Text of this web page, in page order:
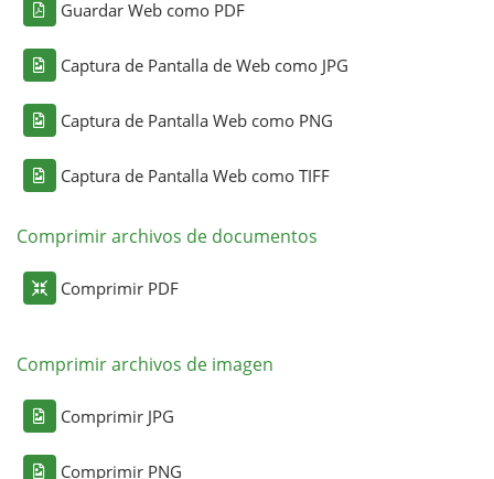
Guardar Web como PDF
Captura de Pantalla de Web como JPG
Captura de Pantalla Web como PNG
Captura de Pantalla Web como TIFF
Comprimir archivos de documentos
Comprimir PDF
Comprimir archivos de imagen
Comprimir JPG
Comprimir PNG